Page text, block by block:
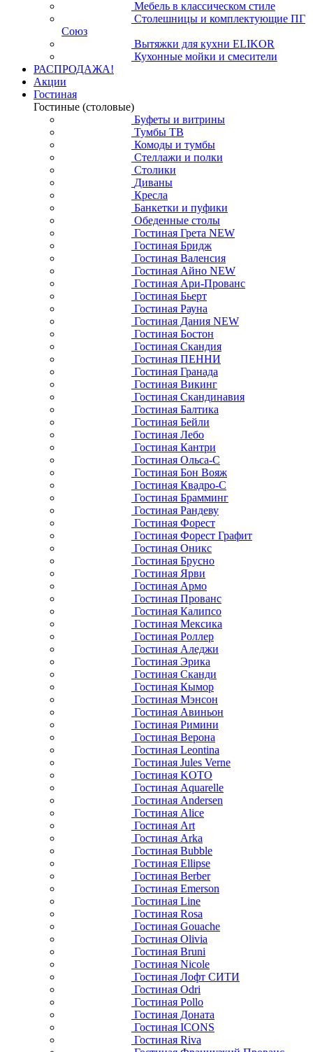
Мебель в классическом стиле
Столешницы и комплектующие ПГ
Союз
Вытяжки для кухни ELIKOR
Кухонные мойки и смесители
РАСПРОДАЖА!
Акции
Гостиная
Гостиные (столовые)
Буфеты и витрины
Тумбы ТВ
Комоды и тумбы
Стеллажи и полки
Столики
Диваны
Кресла
Банкетки и пуфики
Обеденные столы
Гостиная Грета NEW
Гостиная Бридж
Гостиная Валенсия
Гостиная Айно NEW
Гостиная Ари-Прованс
Гостиная Бьерт
Гостиная Рауна
Гостиная Дания NEW
Гостиная Бостон
Гостиная Скандия
Гостиная ПЕННИ
Гостиная Гранада
Гостиная Викинг
Гостиная Скандинавия
Гостиная Балтика
Гостиная Бейли
Гостиная Лебо
Гостиная Кантри
Гостиная Ольса-С
Гостиная Бон Вояж
Гостиная Квадро-С
Гостиная Брамминг
Гостиная Рандеву
Гостиная Форест
Гостиная Форест Графит
Гостиная Оникс
Гостиная Брусно
Гостиная Ярви
Гостиная Армо
Гостиная Прованс
Гостиная Калипсо
Гостиная Мексика
Гостиная Роллер
Гостиная Аледжи
Гостиная Эрика
Гостиная Сканди
Гостиная Кымор
Гостиная Мэнсон
Гостиная Авиньон
Гостиная Римини
Гостиная Верона
Гостиная Leontina
Гостиная Jules Verne
Гостиная KOTO
Гостиная Aquarelle
Гостиная Andersen
Гостиная Alice
Гостиная Art
Гостиная Arka
Гостиная Bubble
Гостиная Ellipse
Гостиная Berber
Гостиная Emerson
Гостиная Line
Гостиная Rosa
Гостиная Gouache
Гостиная Olivia
Гостиная Bruni
Гостиная Nicole
Гостиная Лофт СИТИ
Гостиная Odri
Гостиная Pollo
Гостиная Доната
Гостиная ICONS
Гостиная Riva